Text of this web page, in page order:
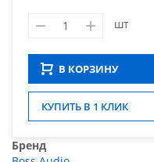
шт
В КОРЗИНУ
КУПИТЬ В 1 КЛИК
Бренд